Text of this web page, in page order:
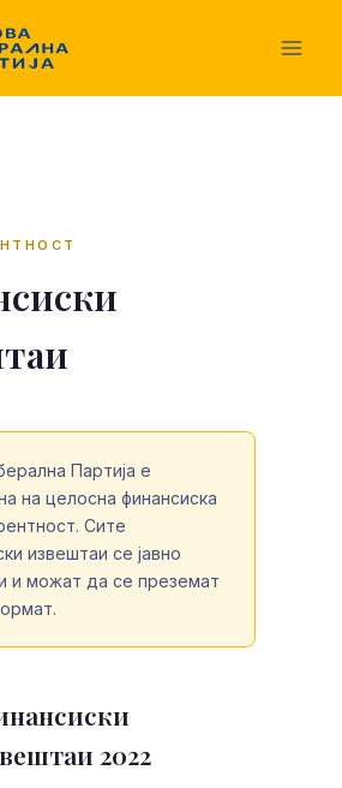
Партија е
на целосна финансиска
Сите
извештаи се јавно
и можат да се преземат
2022